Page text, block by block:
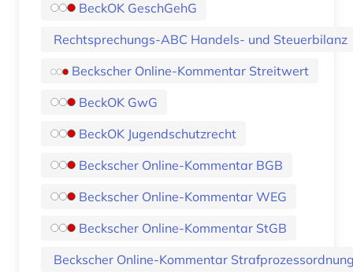
BeckOK GeschGehG
Rechtsprechungs-ABC Handels- und Steuerbilanz
Beckscher Online-Kommentar Streitwert
BeckOK GwG
BeckOK Jugendschutzrecht
Beckscher Online-Kommentar BGB
Beckscher Online-Kommentar WEG
Beckscher Online-Kommentar StGB
Beckscher Online-Kommentar